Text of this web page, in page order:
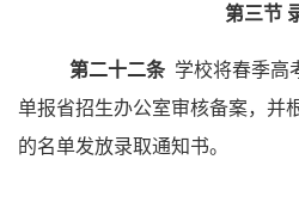
第三节
第二十二条 学校将春季高
单报省招生办公室审核备案，并
的名单发放录取通知书。